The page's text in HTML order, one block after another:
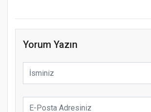
Yorum Yazın